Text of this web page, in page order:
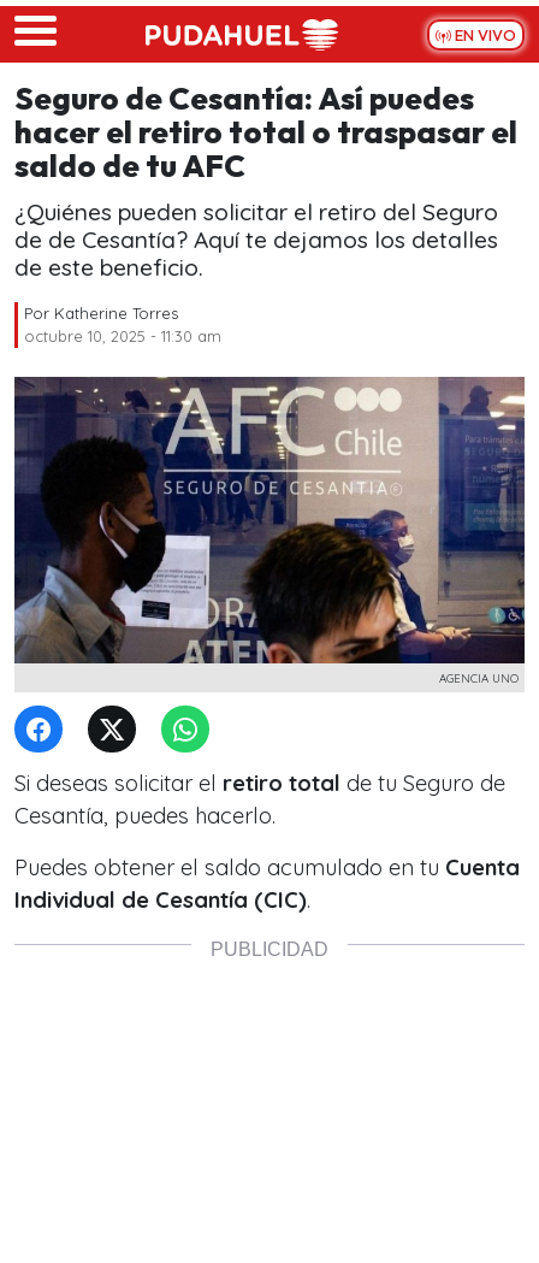
Skip to main content
EN VIVO
Seguro de Cesantía: Así puedes
hacer el retiro total o traspasar el
saldo de tu AFC
¿Quiénes pueden solicitar el retiro del Seguro
de de Cesantía? Aquí te dejamos los detalles
de este beneficio.
Por Katherine Torres
octubre 10, 2025 - 11:30 am
AGENCIA UNO
Si deseas solicitar el retiro total de tu Seguro de
Cesantía, puedes hacerlo.
Puedes obtener el saldo acumulado en tu Cuenta
Individual de Cesantía (CIC).